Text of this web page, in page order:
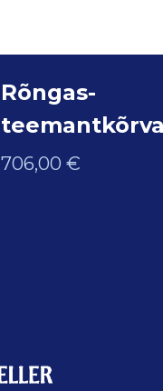
Rõngas-
706,00 €